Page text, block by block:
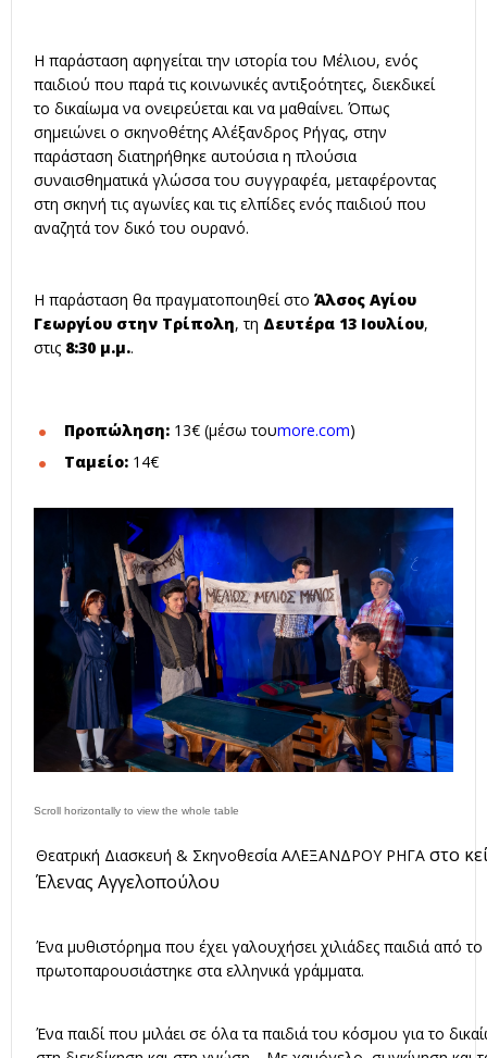
Η παράσταση αφηγείται την ιστορία του Μέλιου, ενός
παιδιού που παρά τις κοινωνικές αντιξοότητες, διεκδικεί
το δικαίωμα να ονειρεύεται και να μαθαίνει. Όπως
σημειώνει ο σκηνοθέτης Αλέξανδρος Ρήγας, στην
παράσταση διατηρήθηκε αυτούσια η πλούσια
συναισθηματικά γλώσσα του συγγραφέα, μεταφέροντας
στη σκηνή τις αγωνίες και τις ελπίδες ενός παιδιού που
αναζητά τον δικό του ουρανό.
Η παράσταση θα πραγματοποιηθεί στο Άλσος Αγίου
Γεωργίου στην Τρίπολη, τη Δευτέρα 13 Ιουλίου,
στις 8:30 μ.μ..
Προπώληση: 13€ (μέσω τουmore.com)
Ταμείο: 14€
Θεατρική Διασκευή & Σκηνοθεσία ΑΛΕΞΑΝΔΡΟΥ ΡΗΓΑ στο
Έλενας Αγγελοπούλου
Ένα μυθιστόρημα που έχει γαλουχήσει χιλιάδες παιδιά από
πρωτοπαρουσιάστηκε στα ελληνικά γράμματα.
Ένα παιδί που μιλάει σε όλα τα παιδιά του κόσμου για το